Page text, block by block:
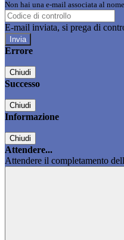
Non hai una e-mail associata al
E-mail inviata, si prega di
Errore
Chiudi
Successo
Chiudi
Informazione
Chiudi
Attendere...
Attendere il completamento